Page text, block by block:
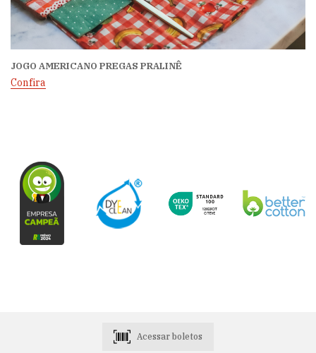
JOGO AMERICANO PREGAS PRALINÊ
Confira
Acessar boletos